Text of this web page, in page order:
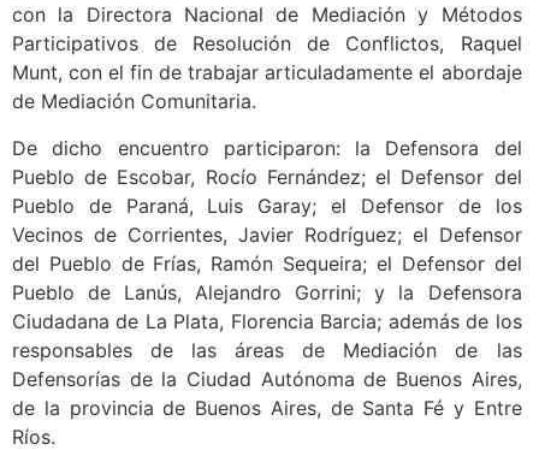
con la Directora Nacional de Mediación y Métodos
Participativos de Resolución de Conflictos, Raquel
Munt, con el fin de trabajar articuladamente el abordaje
de Mediación Comunitaria.
De dicho encuentro participaron: la Defensora del
Pueblo de Escobar, Rocío Fernández; el Defensor del
Pueblo de Paraná, Luis Garay; el Defensor de los
Vecinos de Corrientes, Javier Rodríguez; el Defensor
del Pueblo de Frías, Ramón Sequeira; el Defensor del
Pueblo de Lanús, Alejandro Gorrini; y la Defensora
Ciudadana de La Plata, Florencia Barcia; además de los
responsables de las áreas de Mediación de las
Defensorías de la Ciudad Autónoma de Buenos Aires,
de la provincia de Buenos Aires, de Santa Fé y Entre
Ríos.